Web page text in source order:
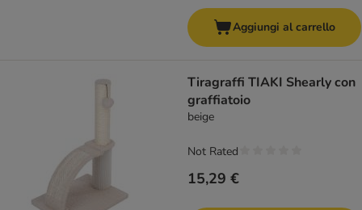
Aggiungi al carrello
Tiragraffi TIAKI Shearly con
graffiatoio
beige
15,29 €
Not Rated